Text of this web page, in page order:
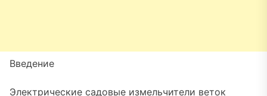
Введение
Электрические садовые измельчители веток